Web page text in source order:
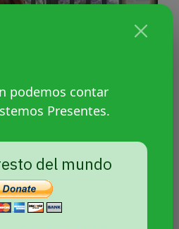
podemos contar
Presentes.
del mundo
activista trans
intento de
y logró un fallo